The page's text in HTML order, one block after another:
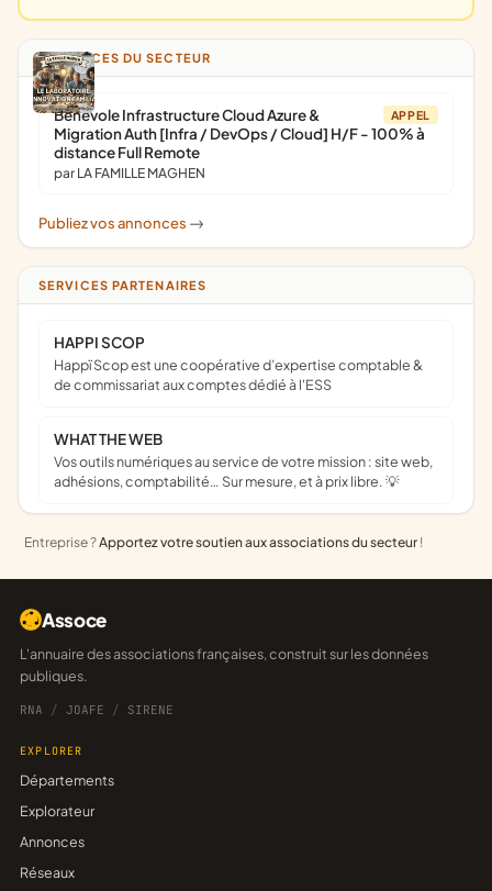
ANNONCES DU SECTEUR
APPEL
Bénévole Infrastructure Cloud Azure &
Migration Auth [Infra / DevOps / Cloud] H/F - 100% à
distance Full Remote
par LA FAMILLE MAGHEN
Publiez vos annonces ->
SERVICES PARTENAIRES
HAPPI SCOP
Happï Scop est une coopérative d’expertise comptable &
de commissariat aux comptes dédié à l'ESS
WHAT THE WEB
Vos outils numériques au service de votre mission : site web,
adhésions, comptabilité… Sur mesure, et à prix libre. 💡
Entreprise ?Apportez votre soutien aux associations du secteur !
Assoce
L'annuaire des associations françaises, construit sur les données
publiques.
RNA / JOAFE / SIRENE
EXPLORER
Départements
Explorateur
Annonces
Réseaux